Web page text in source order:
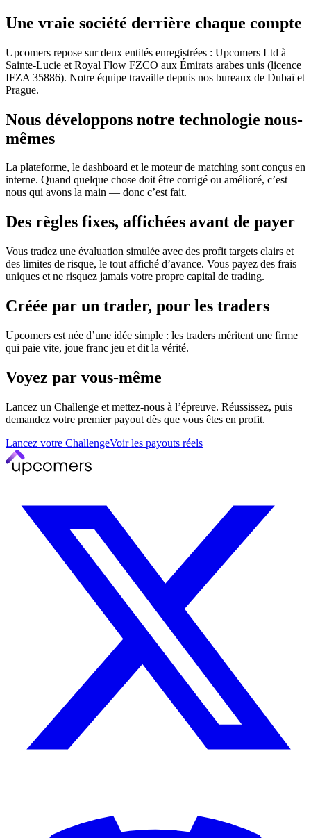
Une vraie société derrière chaque compte
Upcomers repose sur deux entités enregistrées : Upcomers Ltd à
Sainte-Lucie et Royal Flow FZCO aux Émirats arabes unis (licence
IFZA 35886). Notre équipe travaille depuis nos bureaux de Dubaï et
Prague.
Nous développons notre technologie nous-
mêmes
La plateforme, le dashboard et le moteur de matching sont conçus en
interne. Quand quelque chose doit être corrigé ou amélioré, c’est
nous qui avons la main — donc c’est fait.
Des règles fixes, affichées avant de payer
Vous tradez une évaluation simulée avec des profit targets clairs et
des limites de risque, le tout affiché d’avance. Vous payez des frais
uniques et ne risquez jamais votre propre capital de trading.
Créée par un trader, pour les traders
Upcomers est née d’une idée simple : les traders méritent une firme
qui paie vite, joue franc jeu et dit la vérité.
Voyez par vous-même
Lancez un Challenge et mettez-nous à l’épreuve. Réussissez, puis
demandez votre premier payout dès que vous êtes en profit.
Lancez votre ChallengeVoir les payouts réels